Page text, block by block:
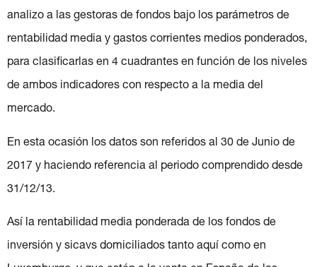
analizo a las gestoras de fondos bajo los parámetros de
rentabilidad media y gastos corrientes medios ponderados,
para clasificarlas en 4 cuadrantes en función de los niveles
de ambos indicadores con respecto a la media del
mercado.
En esta ocasión los datos son referidos al 30 de Junio de
2017 y haciendo referencia al periodo comprendido desde
31/12/13.
Así la rentabilidad media ponderada de los fondos de
inversión y sicavs domiciliados tanto aquí como en